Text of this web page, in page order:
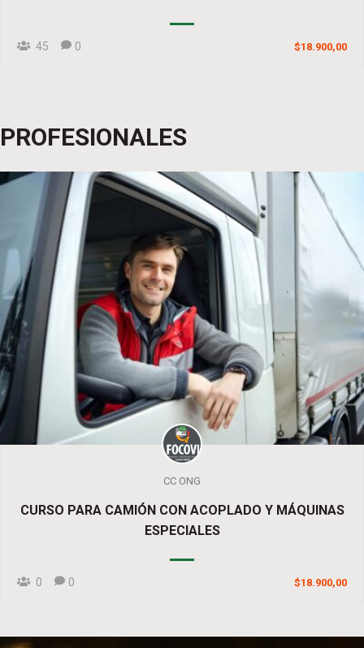
45 0 $18.900,00
PROFESIONALES
CC ONG
CURSO PARA CAMIÓN CON ACOPLADO Y MÁQUINAS
ESPECIALES
0 0 $18.900,00